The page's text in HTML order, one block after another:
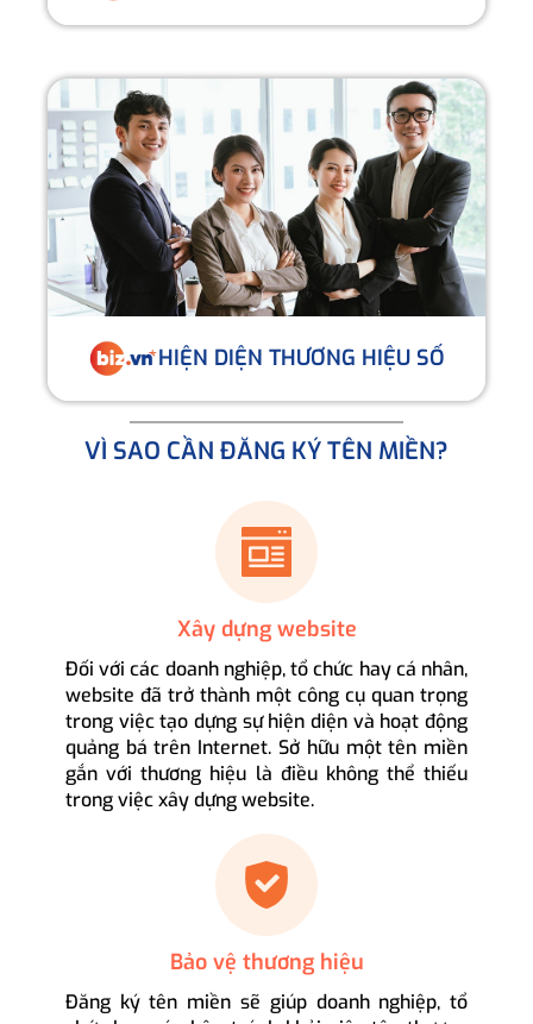
HIỆN DIỆN THƯƠNG HIỆU SỐ
VÌ SAO CẦN ĐĂNG KÝ TÊN MIỀN?
Xây dựng website
Đối với các doanh nghiệp, tổ chức hay cá nhân,
website đã trở thành một công cụ quan trọng
trong việc tạo dựng sự hiện diện và hoạt động
quảng bá trên Internet. Sở hữu một tên miền
gắn với thương hiệu là điều không thể thiếu
trong việc xây dựng website.
Bảo vệ thương hiệu
Đăng ký tên miền sẽ giúp doanh nghiệp, tổ